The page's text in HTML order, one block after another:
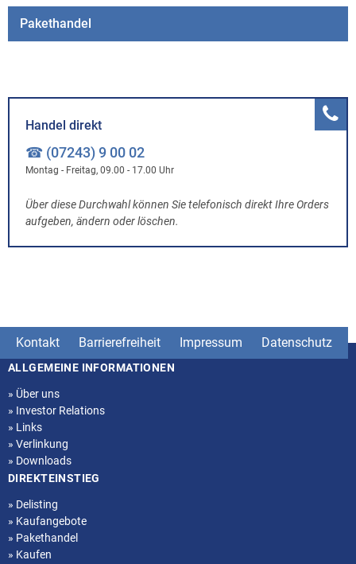
Pakethandel
Handel direkt
☎ (07243) 9 00 02
Montag - Freitag, 09.00 - 17.00 Uhr
Über diese Durchwahl können Sie telefonisch direkt Ihre Orders
aufgeben, ändern oder löschen.
Kontakt Barrierefreiheit Impressum Datenschutz
Seitenstruktur
ALLGEMEINE INFORMATIONEN
» Über uns
» Investor Relations
» Links
» Verlinkung
» Downloads
DIREKTEINSTIEG
» Delisting
» Kaufangebote
» Pakethandel
» Kaufen